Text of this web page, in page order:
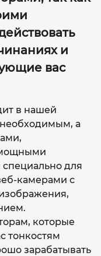
и
вас
в нашей
а
для
камерами с
которые
тонкостям
зарабатывать